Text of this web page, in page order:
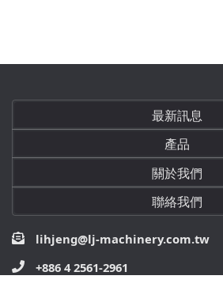
lihjeng@lj-machinery.com.tw
+886 4 2561-2961
最新訊息
產品
關於我們
聯絡我們